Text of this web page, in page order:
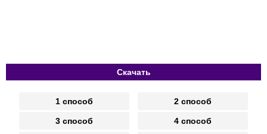
Скачать
1 способ 2 способ
3 способ 4 способ